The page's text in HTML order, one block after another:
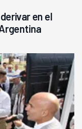
en el